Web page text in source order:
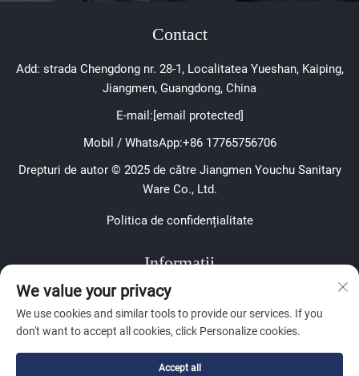
Contact
Add: strada Chengdong nr. 28-1, Localitatea Yueshan, Kaiping,
Jiangmen, Guangdong, China
E-mail:[email protected]
Mobil / WhatsApp:+86 17765756706
Drepturi de autor © 2025 de către Jiangmen Youchu Sanitary
Ware Co., Ltd.
Politica de confidențialitate
Informații
Înscrieți-vă pentru a primi buletinul nostru săptămânal
We value your privacy
We use cookies and similar tools to provide our services. If you
don't want to accept all cookies, click Personalize cookies.
Accept all